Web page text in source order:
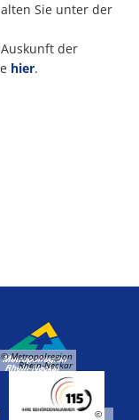
Sie unter der
der
hier.
© Metropolregion
Rhein-Neckar
©